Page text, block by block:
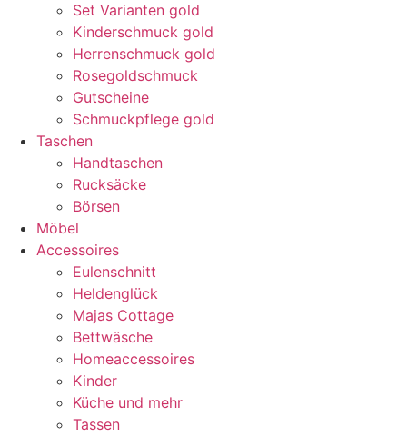
Set Varianten gold
Kinderschmuck gold
Herrenschmuck gold
Rosegoldschmuck
Gutscheine
Schmuckpflege gold
Taschen
Handtaschen
Rucksäcke
Börsen
Möbel
Accessoires
Eulenschnitt
Heldenglück
Majas Cottage
Bettwäsche
Homeaccessoires
Kinder
Küche und mehr
Tassen